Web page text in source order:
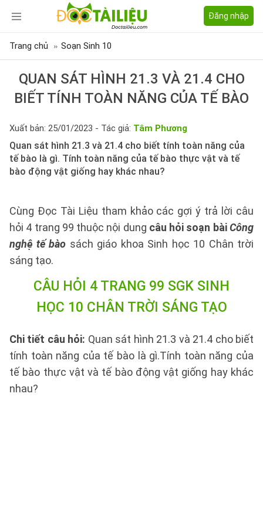
Đăng nhập
Trang chủ Soạn Sinh 10
QUAN SÁT HÌNH 21.3 VÀ 21.4 CHO
BIẾT TÍNH TOÀN NĂNG CỦA TẾ BÀO
Xuất bản: 25/01/2023 - Tác giả: Tâm Phương
Quan sát hình 21.3 và 21.4 cho biết tính toàn năng của
tế bào là gì. Tính toàn năng của tế bào thực vật và tế
bào động vật giống hay khác nhau?
Cùng Đọc Tài Liệu tham khảo các gợi ý trả lời câu
hỏi 4 trang 99 thuộc nội dung câu hỏi soạn bàiCông
nghệ tế bào sách giáo khoa Sinh học 10 Chân trời
sáng tạo.
CÂU HỎI 4 TRANG 99 SGK SINH
HỌC 10 CHÂN TRỜI SÁNG TẠO
Chi tiết câu hỏi: Quan sát hình 21.3 và 21.4 cho biết
tính toàn năng của tế bào là gì.Tính toàn năng của
tế bào thực vật và tế bào động vật giống hay khác
nhau?